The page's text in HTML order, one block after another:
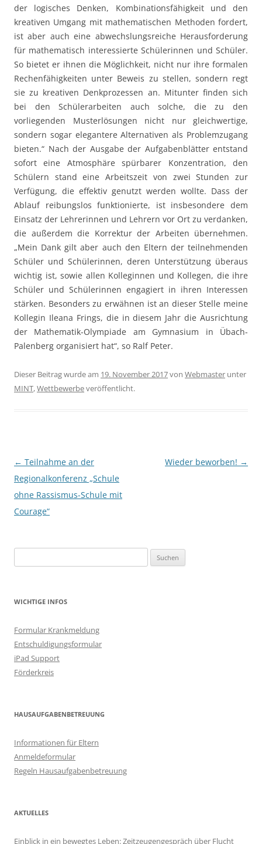
der logisches Denken, Kombinationsfähigkeit und den
kreativen Umgang mit mathematischen Methoden fordert,
ist aber auch eine abwechslungsreiche Herausforderung
für mathematisch interessierte Schülerinnen und Schüler.
So bietet er ihnen die Möglichkeit, nicht nur ihre formalen
Rechenfähigkeiten unter Beweis zu stellen, sondern regt
sie zu kreativen Denkprozessen an. Mitunter finden sich
bei den Schülerarbeiten auch solche, die zu den
vorliegenden Musterlösungen nicht nur gleichwertige,
sondern sogar elegantere Alternativen als Problemzugang
bieten.“ Nach der Ausgabe der Aufgabenblätter entstand
sofort eine Atmosphäre spürbarer Konzentration, den
Schülern stand eine Arbeitszeit von zwei Stunden zur
Verfügung, die effektiv genutzt werden wollte. Dass der
Ablauf reibungslos funktionierte, ist insbesondere dem
Einsatz der Lehrerinnen und Lehrern vor Ort zu verdanken,
die außerdem die Korrektur der Arbeiten übernehmen.
„Mein Dank gilt aber auch den Eltern der teilnehmenden
Schüler und Schülerinnen, deren Unterstützung überaus
wichtig ist, sowie allen Kolleginnen und Kollegen, die ihre
Schüler und Schülerinnen engagiert in ihren Interessen
stärken. Besonders zu erwähnen ist an dieser Stelle meine
Kollegin Ileana Frings, die in diesem Jahr die Ausrichtung
der Mathematik-Olympiade am Gymnasium in Übach-
Palenberg organisiert hat“, so Ralf Peter.
Dieser Beitrag wurde am 19. November 2017von Webmaster unter
MINT,Wettbewerbeveröffentlicht.
Beitragsnavigation
← Teilnahme an der
Regionalkonferenz „Schule
ohne Rassismus-Schule mit
Courage“
Wieder beworben! →
nach:
WICHTIGE INFOS
Formular Krankmeldung
Entschuldigungsformular
iPad Support
Förderkreis
HAUSAUFGABENBETREUUNG
Informationen für Eltern
Anmeldeformular
Regeln Hausaufgabenbetreuung
AKTUELLES
Einblick in ein bewegtes Leben: Zeitzeugengespräch über Flucht